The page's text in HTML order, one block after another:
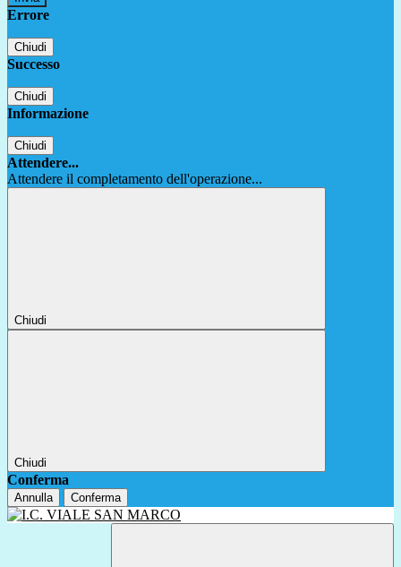
Errore
Chiudi
Successo
Chiudi
Informazione
Chiudi
Attendere...
Attendere il completamento dell'operazione...
Chiudi
Chiudi
Conferma
Annulla Conferma